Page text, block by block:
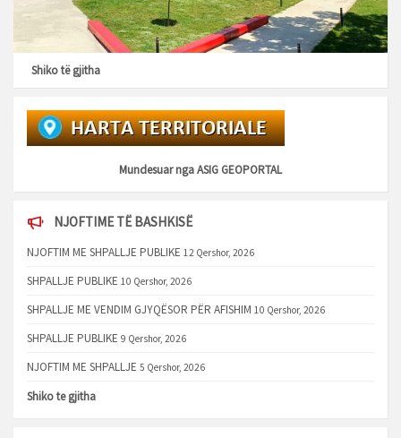
Shiko të gjitha
Mundesuar ngaASIG GEOPORTAL
NJOFTIME TË BASHKISË
NJOFTIM ME SHPALLJE PUBLIKE 12 Qershor, 2026
SHPALLJE PUBLIKE 10 Qershor, 2026
SHPALLJE ME VENDIM GJYQËSOR PËR AFISHIM 10 Qershor, 2026
SHPALLJE PUBLIKE 9 Qershor, 2026
NJOFTIM ME SHPALLJE 5 Qershor, 2026
Shiko te gjitha